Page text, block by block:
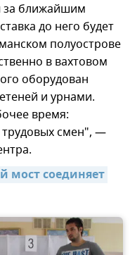
за ближайшим
до него будет
полуострове
в вахтовом
оборудован
и урнами.
время:
трудовых смен", —
мост соединяет